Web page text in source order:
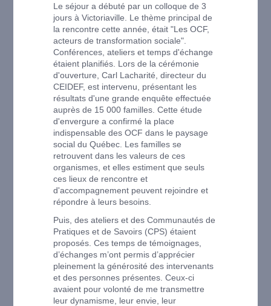
Le séjour a débuté par un colloque de 3
jours à Victoriaville. Le thème principal de
la rencontre cette année, était "Les OCF,
acteurs de transformation sociale".
Conférences, ateliers et temps d'échange
étaient planifiés. Lors de la cérémonie
d'ouverture, Carl Lacharité, directeur du
CEIDEF, est intervenu, présentant les
résultats d'une grande enquête effectuée
auprès de 15 000 familles. Cette étude
d'envergure a confirmé la place
indispensable des OCF dans le paysage
social du Québec. Les familles se
retrouvent dans les valeurs de ces
organismes, et elles estiment que seuls
ces lieux de rencontre et
d'accompagnement peuvent rejoindre et
répondre à leurs besoins.
Puis, des ateliers et des Communautés de
Pratiques et de Savoirs (CPS) étaient
proposés. Ces temps de témoignages,
d’échanges m’ont permis d’apprécier
pleinement la générosité des intervenants
et des personnes présentes. Ceux-ci
avaient pour volonté de me transmettre
leur dynamisme, leur envie, leur